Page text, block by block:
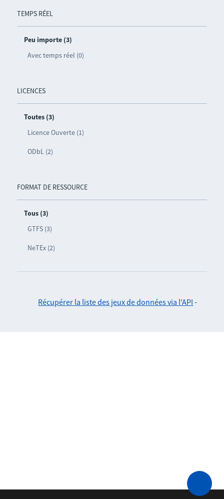
TEMPS RÉEL
Peu importe (3)
Avec temps réel (0)
LICENCES
Toutes (3)
Licence Ouverte (1)
ODbL (2)
FORMAT DE RESSOURCE
Tous (3)
GTFS (3)
NeTEx (2)
Récupérer la liste des jeux de données via l'API -